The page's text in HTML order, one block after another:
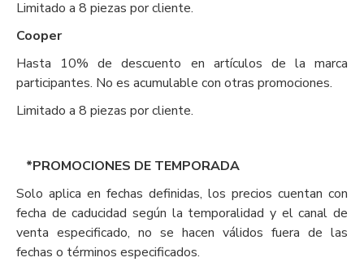
Limitado a 8 piezas por cliente.
Cooper
Hasta 10% de descuento en artículos de la marca
participantes. No es acumulable con otras promociones.
Limitado a 8 piezas por cliente.
*PROMOCIONES DE TEMPORADA
Solo aplica en fechas definidas, los precios cuentan con
fecha de caducidad según la temporalidad y el canal de
venta especificado, no se hacen válidos fuera de las
fechas o términos especificados.